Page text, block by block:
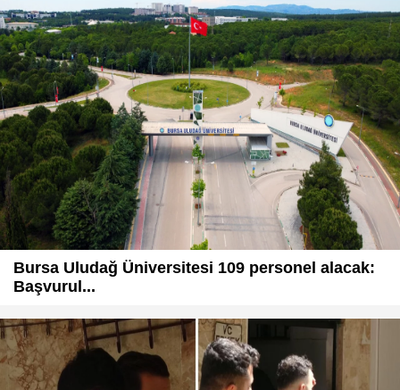
Bursa Uludağ Üniversitesi 109 personel alacak:
Başvurul...